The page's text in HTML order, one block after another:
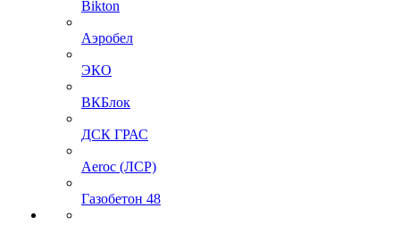
Bikton
Аэробел
ЭКО
ВКБлок
ДСК ГРАС
Aeroc (ЛСР)
Газобетон 48